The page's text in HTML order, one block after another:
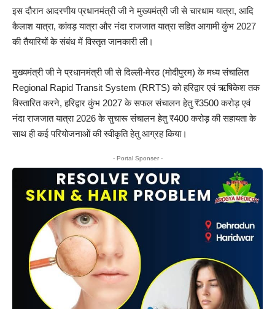
इस दौरान आदरणीय प्रधानमंत्री जी ने मुख्यमंत्री जी से चारधाम यात्रा, आदि
कैलाश यात्रा, कांवड़ यात्रा और नंदा राजजात यात्रा सहित आगामी कुंभ 2027
की तैयारियों के संबंध में विस्तृत जानकारी ली।
मुख्यमंत्री जी ने प्रधानमंत्री जी से दिल्ली-मेरठ (मोदीपुरम) के मध्य संचालित
Regional Rapid Transit System (RRTS) को हरिद्वार एवं ऋषिकेश तक
विस्तारित करने, हरिद्वार कुंभ 2027 के सफल संचालन हेतु ₹3500 करोड़ एवं
नंदा राजजात यात्रा 2026 के सुचारू संचालन हेतु ₹400 करोड़ की सहायता के
साथ ही कई परियोजनाओं की स्वीकृति हेतु आग्रह किया।
- Portal Sponser -